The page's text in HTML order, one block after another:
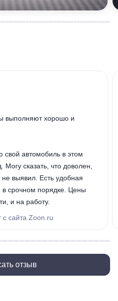
выполняют хорошо и
свой автомобиль в этом
сказать, что доволен,
не выявил. Есть удобная
в срочном порядке. Цены
и на работу.
с сайта Zoon.ru
отзыв